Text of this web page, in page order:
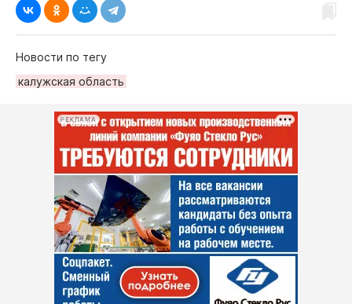
Новости по тегу
калужская область
РЕКЛАМА